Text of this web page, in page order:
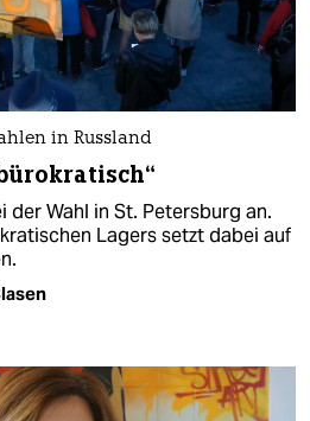
in Russland
Wahl in St. Petersburg an.
Lagers setzt dabei auf